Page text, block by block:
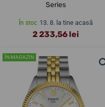
Series
În stoc 13. 8. la tine acasă
2 233,56 lei
ÎN MAGAZIN